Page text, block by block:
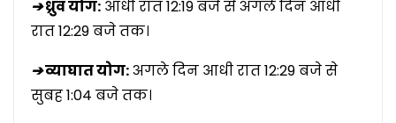
➔ध्रुव योग: आधी रात 12:19 बजे से अगले दिन आधी
रात 12:29 बजे तक।
➔व्याघात योग:अगले दिन आधी रात 12:29 बजे से
सुबह 1:04 बजे तक।